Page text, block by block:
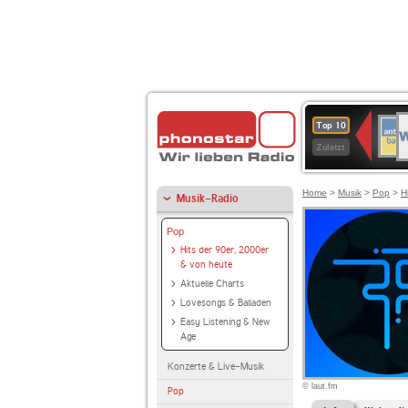
Top 10
Zuletzt
2
Musik-Radio
Pop
Hits der 90er, 2000er
& von heute
Aktuelle Charts
Lovesongs & Balladen
Easy Listening & New
Age
Konzerte & Live-Musik
Pop
Home > Musik > Pop >
© laut.fm